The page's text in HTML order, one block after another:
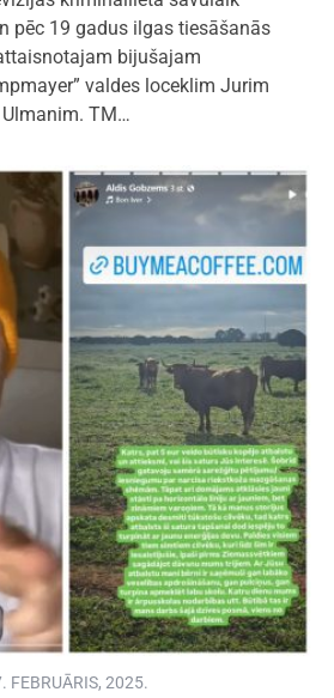
pēc 19 gadus ilgas tiesāšanās
bijušajam
valdes loceklim Jurim
Ulmanim. TM…
FEBRUĀRIS, 2025.